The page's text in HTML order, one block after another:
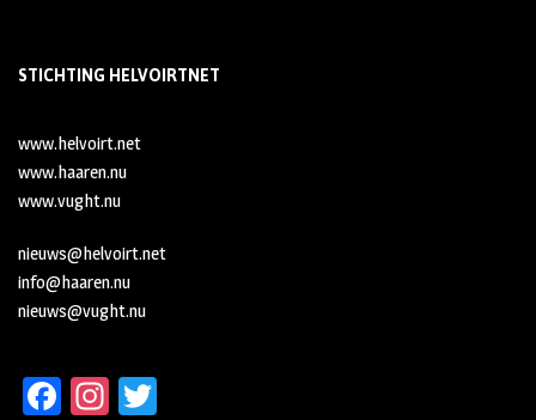
STICHTING HELVOIRTNET
www.helvoirt.net
www.haaren.nu
www.vught.nu
nieuws@helvoirt.net
info@haaren.nu
nieuws@vught.nu
Fa In